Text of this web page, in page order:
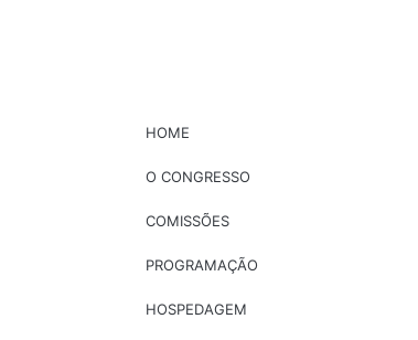
HOME
O CONGRESSO
COMISSÕES
PROGRAMAÇÃO
HOSPEDAGEM